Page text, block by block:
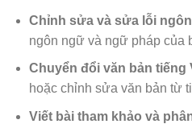
Chỉnh sửa và sửa lỗi
ngôn ngữ và ngữ pháp của
Chuyển đổi văn bản tiếng
hoặc chỉnh sửa văn bản từ
Viết bài tham khảo và